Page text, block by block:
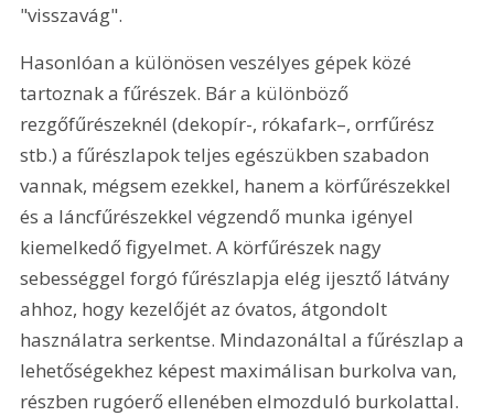
"visszavág".
Hasonlóan a különösen veszélyes gépek közé
tartoznak a fűrészek. Bár a különböző
rezgőfűrészeknél (dekopír-, rókafark–, orrfűrész
stb.) a fűrészlapok teljes egészükben szabadon
vannak, mégsem ezekkel, hanem a körfűrészekkel
és a láncfűrészekkel végzendő munka igényel
kiemelkedő figyelmet. A körfűrészek nagy
sebességgel forgó fűrészlapja elég ijesztő látvány
ahhoz, hogy kezelőjét az óvatos, átgondolt
használatra serkentse. Mindazonáltal a fűrészlap a
lehetőségekhez képest maximálisan burkolva van,
részben rugóerő ellenében elmozduló burkolattal.